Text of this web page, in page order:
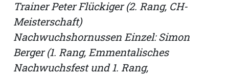
Trainer Peter Flückiger (2. Rang, CH-
Meisterschaft)
Nachwuchshornussen Einzel: Simon
Berger (1. Rang, Emmentalisches
Nachwuchsfest und 1. Rang,